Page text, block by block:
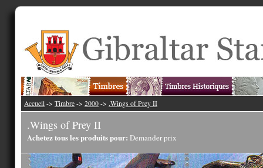
Accueil -> Timbre -> 2000 -> .Wings of Prey II
.Wings of Prey II
Achetez tous les produits pour: Demander prix